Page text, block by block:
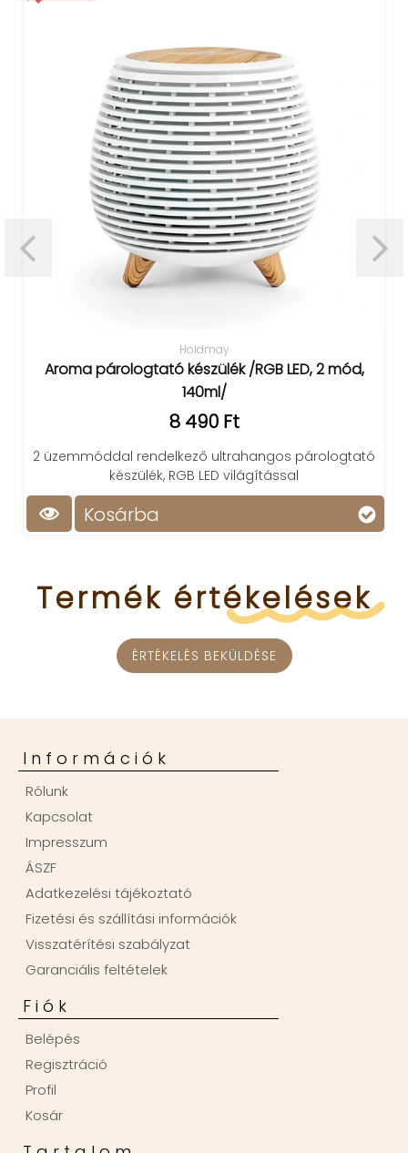
Holdmay
Aroma párologtató készülék /RGB LED, 2 mód,
140ml/
8 490 Ft
2 üzemmóddal rendelkező ultrahangos párologtató
készülék, RGB LED világítással
Kosárba
Termék értékelések
ÉRTÉKELÉS BEKÜLDÉSE
Információk
Rólunk
Kapcsolat
Impresszum
ÁSZF
Adatkezelési tájékoztató
Fizetési és szállítási információk
Visszatérítési szabályzat
Garanciális feltételek
Fiók
Belépés
Regisztráció
Profil
Kosár